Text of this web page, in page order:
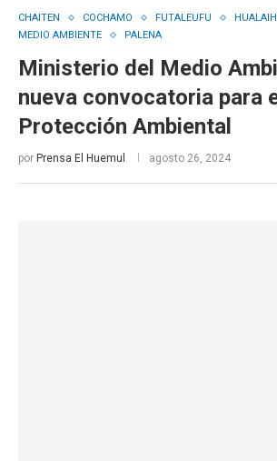
CHAITEN COCHAMO FUTALEUFU
MEDIO AMBIENTE
PALENA
Ministerio del Medio
nueva convocatoria para
Protección Ambiental
por Prensa El Huemul agosto 26, 2024